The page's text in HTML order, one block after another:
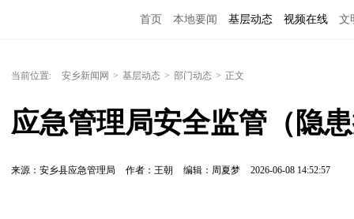
首页 本地要闻 基层动态 视频在线 文
当前位置: 安乡新闻网 > 基层动态 > 部门动态 > 正文
应急管理局安全监管（隐
来源：安乡县应急管理局 作者：王朝 编辑：周夏梦 2026-06-08 14:52:57